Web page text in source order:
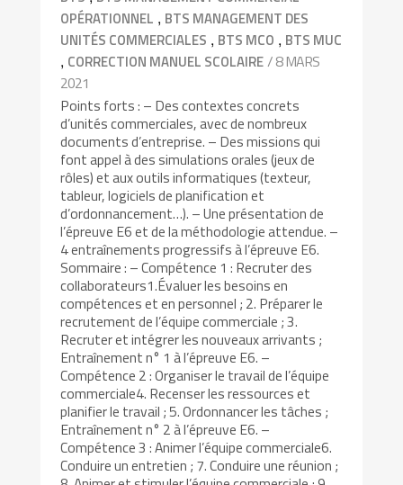
OPÉRATIONNEL , BTS MANAGEMENT DES
UNITÉS COMMERCIALES , BTS MCO , BTS MUC
, CORRECTION MANUEL SCOLAIRE/ 8 MARS
2021
Points forts : – Des contextes concrets
d’unités commerciales, avec de nombreux
documents d’entreprise. – Des missions qui
font appel à des simulations orales (jeux de
rôles) et aux outils informatiques (texteur,
tableur, logiciels de planification et
d’ordonnancement…). – Une présentation de
l’épreuve E6 et de la méthodologie attendue. –
4 entraînements progressifs à l’épreuve E6.
Sommaire : – Compétence 1 : Recruter des
collaborateurs1.Évaluer les besoins en
compétences et en personnel ; 2. Préparer le
recrutement de l’équipe commerciale ; 3.
Recruter et intégrer les nouveaux arrivants ;
Entraînement n° 1 à l’épreuve E6. –
Compétence 2 : Organiser le travail de l’équipe
commerciale4. Recenser les ressources et
planifier le travail ; 5. Ordonnancer les tâches ;
Entraînement n° 2 à l’épreuve E6. –
Compétence 3 : Animer l’équipe commerciale6.
Conduire un entretien ; 7. Conduire une réunion ;